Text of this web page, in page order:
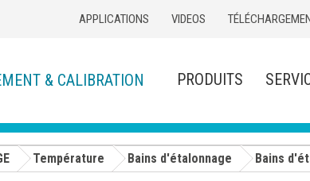
APPLICATIONS VIDEOS
& CALIBRATION PRODUITS
Température Bains d'étalonnage Bains